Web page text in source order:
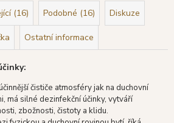
(16) Podobné (16) Diskuze
Ostatní informace
čističe atmosféry jak na duchovní
má silné dezinfekční účinky, vytváří
zbožnosti, čistoty a klidu.